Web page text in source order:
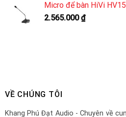
Micro để bàn HiVi
2.565.000₫
VỀ CHÚNG TÔI
Khang Phú Đạt Audio - Chuyên về